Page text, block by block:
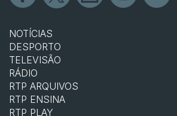
NOTÍCIAS
DESPORTO
TELEVISÃO
RÁDIO
RTP ARQUIVOS
RTP ENSINA
RTP PLAY